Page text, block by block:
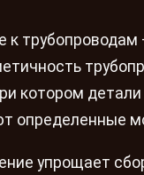
к
котором
определенные
упрощает